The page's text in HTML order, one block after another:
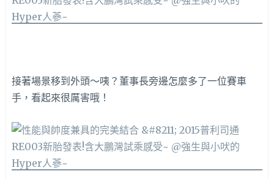
接著場景移到外頭～咦？董事長旁邊怎麼多了一位賽車
手，看起來很厲害哦！